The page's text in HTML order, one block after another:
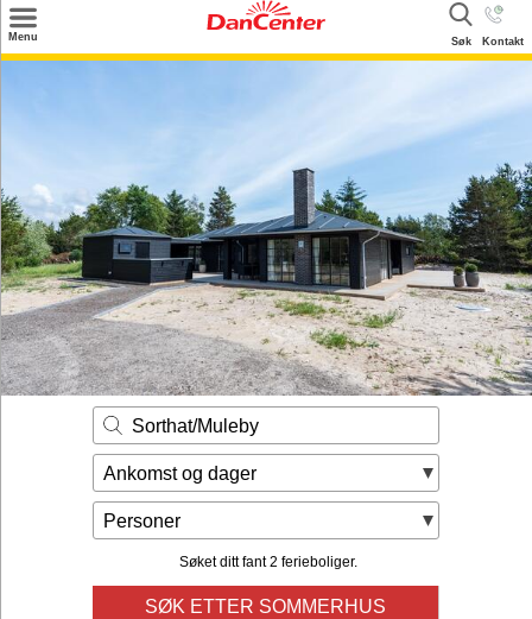
Menu Kontakt
Søk
Info
Service
Kontakt
Eier login
Sorthat/Muleby
Ankomst og dager
Personer
Søket ditt fant 2 ferieboliger.
SØK ETTER SOMMERHUS